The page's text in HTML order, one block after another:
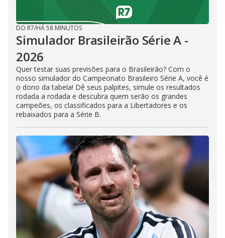
DO R7/HÁ 58 MINUTOS
Simulador Brasileirão Série A -
2026
Quer testar suas previsões para o Brasileirão? Com o
nosso simulador do Campeonato Brasileiro Série A, você é
o dono da tabela! Dê seus palpites, simule os resultados
rodada a rodada e descubra quem serão os grandes
campeões, os classificados para a Libertadores e os
rebaixados para a Série B.